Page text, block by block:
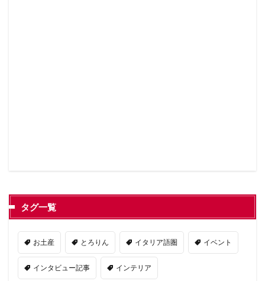
タグ一覧
お土産 とろりん イタリア語圏 イベント
インタビュー記事 インテリア